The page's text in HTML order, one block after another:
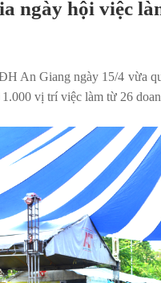
ngày hội việc
An Giang ngày 15/4 vừa
vị trí việc làm từ 26